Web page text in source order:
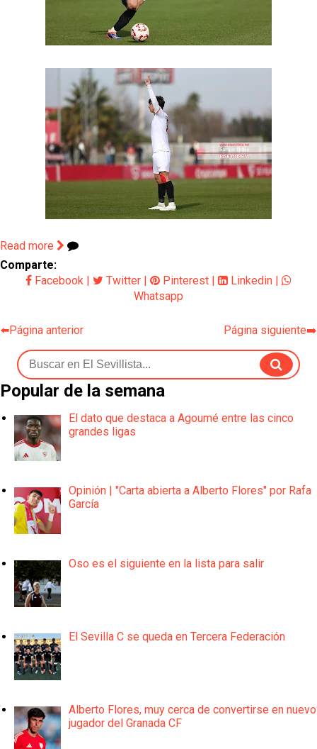
Read more
Comparte:
Facebook
Twitter Pinterest Linkedin
Whatsapp
⬅️Página anterior Página siguiente➡️
Popular de la semana
El dato que destaca a Agoumé entre las cinco
grandes ligas
Opinión | "Carta abierta a Alberto Flores" por Rafa
García
Oso es el siguiente en la lista para salir
El Sevilla C se queda en Tercera Federación
Alberto Flores, muy cerca de convertirse en nuevo
jugador del Granada CF